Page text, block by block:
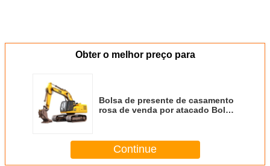
Obter o melhor preço para
Bolsa de presente de casamento
rosa de venda por atacado Bolsa
Continue